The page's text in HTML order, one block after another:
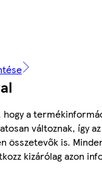
a
változnak, így
összetevők is.
kizárólag azon